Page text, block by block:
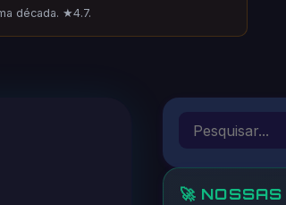
década. ★4.7.
🚀 NOSSAS